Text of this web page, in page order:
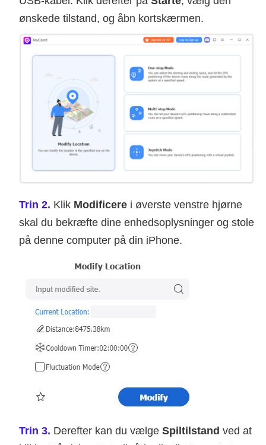
ønskede tilstand, og åbn kortskærmen.
Trin 2. Klik Modificere i øverste venstre hjørne
skal du bekræfte dine enhedsoplysninger og stole
på denne computer på din iPhone.
Trin 3. Derefter kan du vælge Spiltilstand ved at